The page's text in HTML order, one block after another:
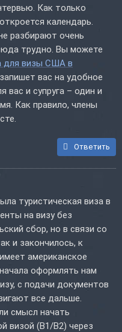
Как только
календарь.
разбирают очень
трудно. Вы можете
для визы США в
вас на удобное
вас и супруга – один и
Как правило, члены
Ответить
туристическая виза в
на визу без
сбор, но в связи со
и закончилось, к
американское
оформлять нам
с подачи документов
все дальше.
смысл начать
визой (В1/В2) через